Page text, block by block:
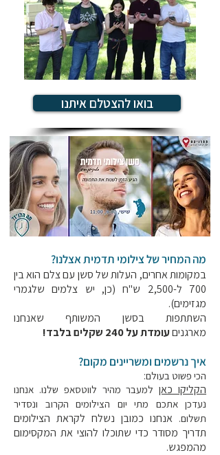
בואו להצטלם איתנו
מה המחיר של צילומי תדמית אצלנו?
במקומות אחרים, העלות של סשן עם צלם הוא בין
700 ל-2,500 ש"ח (כן, יש צלמים שלגמרי
מגזימים).
השתתפות בסשן המשותף שאנחנו
מארגניםעומדת על 240 שקלים בלבד!
איך נרשמים ומשריינים מקום?
הכי פשוט בעולם:
הקליקו כאן למעבר מהיר לווטסאפ שלנו. אנחנו
נעדכן אתכם מתי יום הצילומים הקרוב ונסדיר
תשלום. אנחנו כמובן נשלח לקראת הצילומים
תדריך מסודר כדי שתוכלו להוצי את המקסימום
מהמפגש.